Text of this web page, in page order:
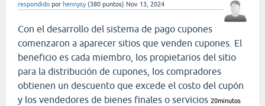
respondido por hennysy (380 puntos) Nov 13, 2024
Con el desarrollo del sistema de pago cupones
comenzaron a aparecer sitios que venden cupones. El
beneficio es cada miembro, los propietarios del sitio
para la distribución de cupones, los compradores
obtienen un descuento que excede el costo del cupón
y los vendedores de bienes finales o servicios 20minutos